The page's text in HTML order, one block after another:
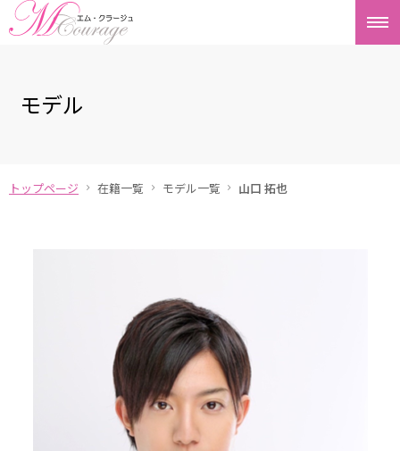
モデル
トップページ 在籍一覧 モデル一覧 山口 拓也